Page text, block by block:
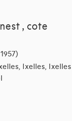
, cote
Ixelles, Ixelles